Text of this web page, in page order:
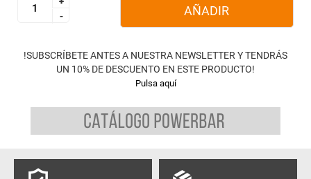
-
-
AÑADIR
!SUBSCRÍBETE ANTES A NUESTRA NEWSLETTER Y TENDRÁS
UN 10% DE DESCUENTO EN ESTE PRODUCTO!
Pulsa aquí